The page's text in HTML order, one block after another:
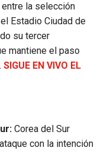
la selección
Estadio Ciudad de
su tercer
mantiene el paso
SIGUE EN VIVO EL
Corea del Sur
con la intención